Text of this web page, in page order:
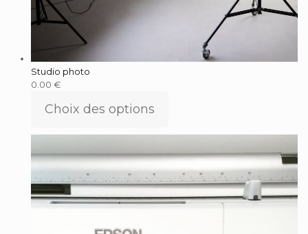
Studio photo
0.00 €
Choix des options